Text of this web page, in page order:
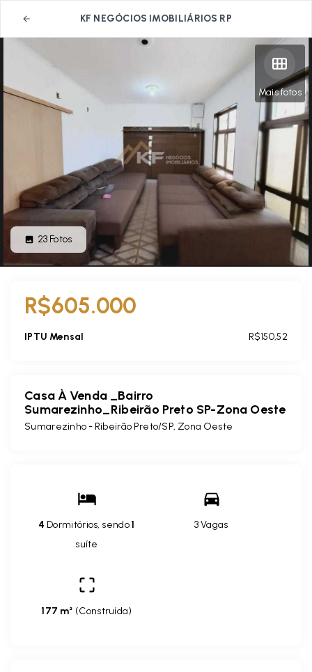
KF NEGÓCIOS IMOBILIÁRIOS RP
Mais fotos
23 Fotos
R$605.000
IPTU Mensal R$150,52
Casa À Venda _Bairro
Sumarezinho_Ribeirão Preto SP-Zona Oeste
Sumarezinho - Ribeirão Preto/SP, Zona Oeste
4 Dormitórios, sendo1
suíte
3 Vagas
177 m² (Construída)